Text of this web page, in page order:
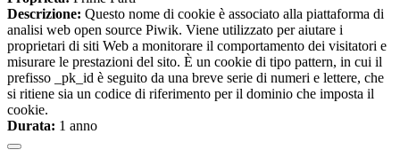
Descrizione: Questo nome di cookie è associato alla piattaforma di
analisi web open source Piwik. Viene utilizzato per aiutare i
proprietari di siti Web a monitorare il comportamento dei visitatori e
misurare le prestazioni del sito. È un cookie di tipo pattern, in cui il
prefisso _pk_id è seguito da una breve serie di numeri e lettere, che
si ritiene sia un codice di riferimento per il dominio che imposta il
cookie.
Durata: 1 anno